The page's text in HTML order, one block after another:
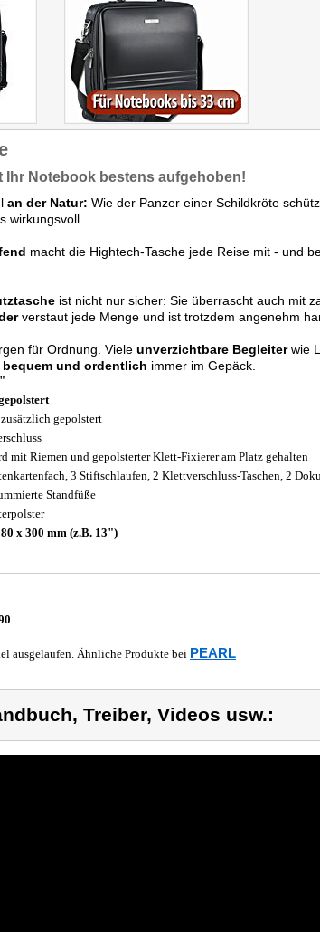
Ihr Notebook bestens aufgehoben!
an der Natur: Wie der Panzer einer Schildkröte
wirkungsvoll.
macht die Hightech-Tasche jede Reise mit - und
ist nicht nur sicher: Sie überrascht auch mit
verstaut jede Menge und ist trotzdem angenehm
für Ordnung. Viele unverzichtbare Begleiterwie
bequem und ordentlich immer im Gepäck.
gepolstert
mit Riemen und gepolsterter Klett-Fixierer am Platz gehalten
3 Stiftschlaufen, 2 Klettverschluss-Taschen, 2
Standfüße
x 300 mm (z.B. 13")
ausgelaufen. Ähnliche Produkte bei PEARL
Treiber, Videos usw.: